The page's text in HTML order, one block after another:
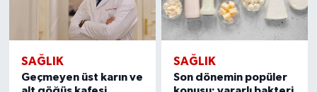
SAĞLIK
Geçmeyen üst karın ve
SAĞLIK
Son dönemin popüler